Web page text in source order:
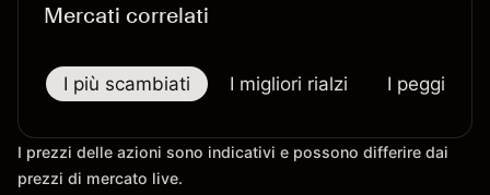
Mercati correlati
I più scambiati I migliori rialzi I peggiori
I prezzi delle azioni sono indicativi e possono differire dai
prezzi di mercato live.